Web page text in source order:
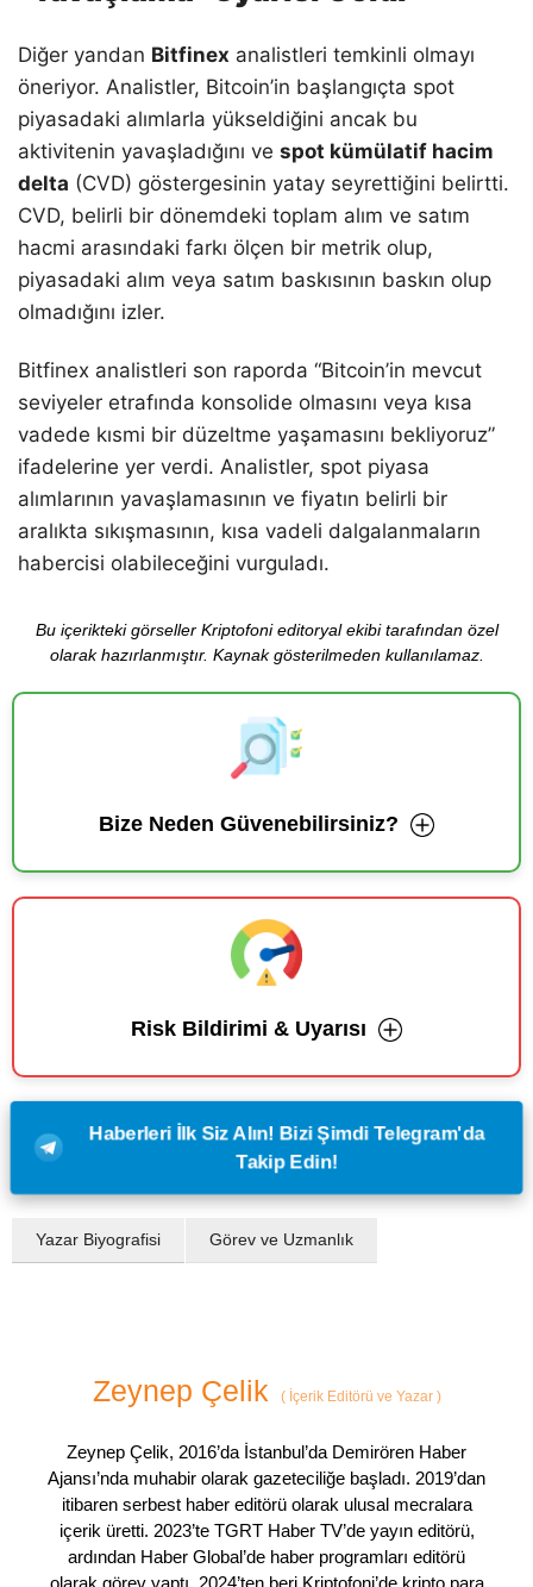
Diğer yandan Bitfinex analistleri temkinli olmayı
öneriyor. Analistler, Bitcoin’in başlangıçta spot
piyasadaki alımlarla yükseldiğini ancak bu
aktivitenin yavaşladığını ve spot kümülatif hacim
delta (CVD) göstergesinin yatay seyrettiğini belirtti.
CVD, belirli bir dönemdeki toplam alım ve satım
hacmi arasındaki farkı ölçen bir metrik olup,
piyasadaki alım veya satım baskısının baskın olup
olmadığını izler.
Bitfinex analistleri son raporda “Bitcoin’in mevcut
seviyeler etrafında konsolide olmasını veya kısa
vadede kısmi bir düzeltme yaşamasını bekliyoruz”
ifadelerine yer verdi. Analistler, spot piyasa
alımlarının yavaşlamasının ve fiyatın belirli bir
aralıkta sıkışmasının, kısa vadeli dalgalanmaların
habercisi olabileceğini vurguladı.
Bu içerikteki görseller Kriptofoni editoryal ekibi tarafından özel
olarak hazırlanmıştır. Kaynak gösterilmeden kullanılamaz.
Bize Neden Güvenebilirsiniz?
Risk Bildirimi & Uyarısı
Haberleri İlk Siz Alın! Bizi Şimdi Telegram'da
Takip Edin!
Yazar Biyografisi Görev ve Uzmanlık
Zeynep Çelik (İçerik Editörü ve Yazar )
Zeynep Çelik, 2016’da İstanbul’da Demirören Haber
Ajansı’nda muhabir olarak gazeteciliğe başladı. 2019’dan
itibaren serbest haber editörü olarak ulusal mecralara
içerik üretti. 2023’te TGRT Haber TV’de yayın editörü,
ardından Haber Global’de haber programları editörü